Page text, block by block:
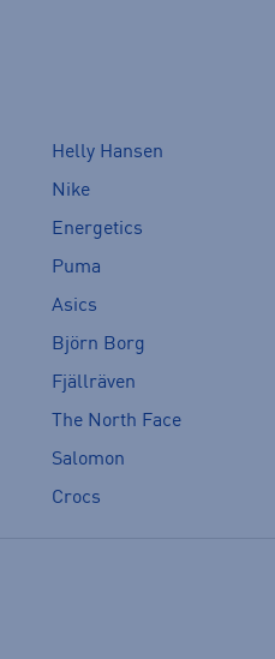
Helly Hansen
Nike
Energetics
Puma
Asics
Björn Borg
Fjällräven
The North Face
Salomon
Crocs